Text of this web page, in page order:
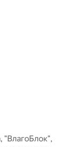
"ВлагоБлок",